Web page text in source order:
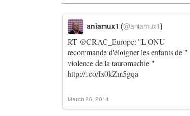
RT @CRAC_Europe: "L'ONU
recommande d'éloigner les enfants de "
violence de la tauromachie "
http://t.co/fx0kZm5gqa
aniamux1 (@aniamux1)
March 26, 2014